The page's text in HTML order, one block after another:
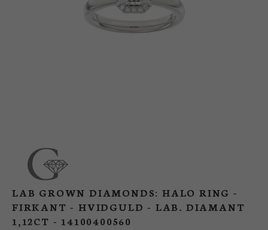
LAB GROWN DIAMONDS: HALO RING -
FIRKANT - HVIDGULD - LAB. DIAMANT
1,12CT - 14100400560